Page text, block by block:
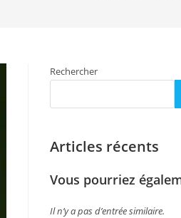
Rechercher
Articles récents
Vous pourriez
Il n’y a pas d’entrée similaire.